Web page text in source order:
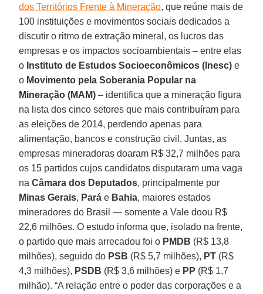
dos Territórios Frente à Mineração, que reúne mais de
100 instituições e movimentos sociais dedicados a
discutir o ritmo de extração mineral, os lucros das
empresas e os impactos socioambientais – entre elas
o Instituto de Estudos Socioeconômicos (Inesc) e
o Movimento pela Soberania Popular na
Mineração (MAM) – identifica que a mineração figura
na lista dos cinco setores que mais contribuíram para
as eleições de 2014, perdendo apenas para
alimentação, bancos e construção civil. Juntas, as
empresas mineradoras doaram R$ 32,7 milhões para
os 15 partidos cujos candidatos disputaram uma vaga
naCâmara dos Deputados, principalmente por
Minas Gerais, Pará e Bahia, maiores estados
mineradores do Brasil — somente a Vale doou R$
22,6 milhões. O estudo informa que, isolado na frente,
o partido que mais arrecadou foi o PMDB (R$ 13,8
milhões), seguido do PSB (R$ 5,7 milhões), PT (R$
4,3 milhões), PSDB (R$ 3,6 milhões) e PP (R$ 1,7
milhão). “A relação entre o poder das corporações e a